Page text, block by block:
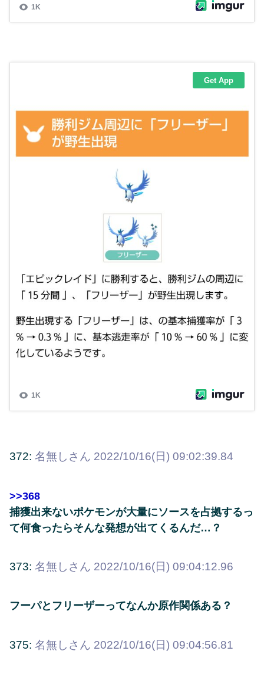
372: 名無しさん 2022/10/16(日) 09:02:39.84
>>368
捕獲出来ないポケモンが大量にソースを占拠するっ
て何食ったらそんな発想が出てくるんだ…？
373: 名無しさん 2022/10/16(日) 09:04:12.96
フーパとフリーザーってなんか原作関係ある？
375: 名無しさん 2022/10/16(日) 09:04:56.81